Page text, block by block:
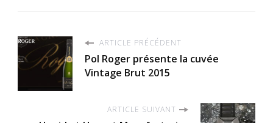
ARTICLE PRÉCÉDENT
Pol Roger présente la cuvée
Vintage Brut 2015
ARTICLE SUIVANT